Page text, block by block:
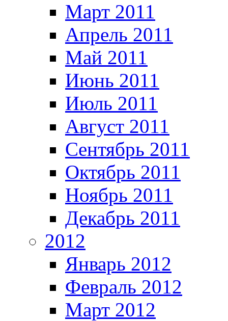
Март 2011
Апрель 2011
Май 2011
Июнь 2011
Июль 2011
Август 2011
Сентябрь 2011
Октябрь 2011
Ноябрь 2011
Декабрь 2011
2012
Январь 2012
Февраль 2012
Март 2012